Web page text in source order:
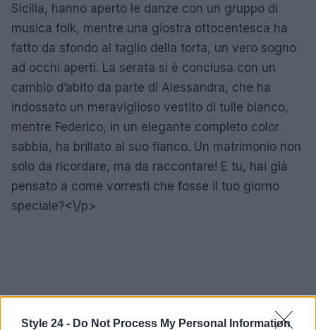
Style 24 - Do Not Process My Personal Information
Sicilia, hanno aperto le danze con un gruppo di
musica folk, mentre una giostra ottocentesca ha
fatto da sfondo al taglio della torta, un vero sogno
ad occhi aperti. La serata si è conclusa con un
cambio d’abito da parte di Alessandra, che ha
indossato un meraviglioso vestito di tulle bianco,
mentre Federico, in un elegante completo color
sabbia, ha brillato al suo fianco. Un matrimonio non
solo da ricordare, ma da raccontare! E tu, hai già
pensato a come vorresti che fosse il tuo giorno
speciale?<\/p>